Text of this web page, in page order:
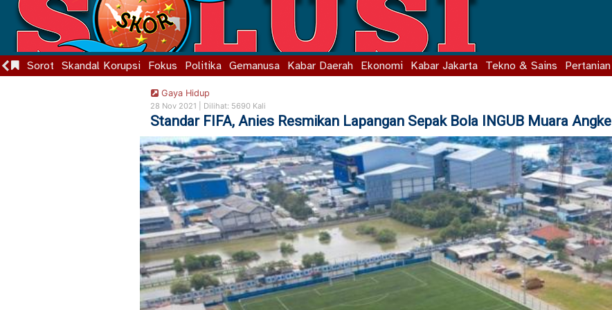
Sorot Skandal Korupsi Fokus Politika Gemanusa Kabar Daerah Ekonomi Kabar Jakarta Tekno & Sains Pertanian
Gaya Hidup
28 Nov 2021 | Dilihat: 5690 Kali
Standar FIFA, Anies Resmikan Lapangan Sepak Bola INGUB Muara Angke